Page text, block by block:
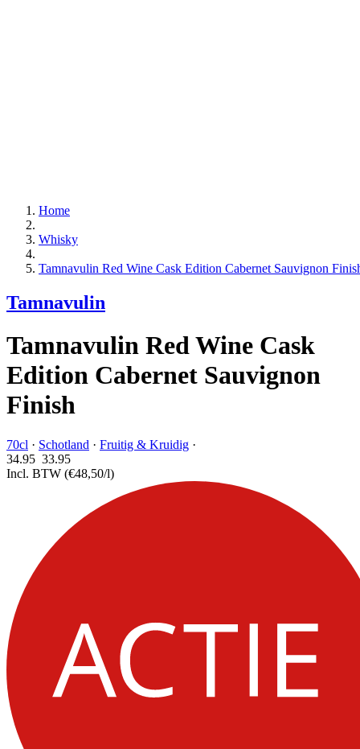
Home
Whisky
Tamnavulin Red Wine Cask Edition Cabernet Sauvignon
Tamnavulin
Tamnavulin Red Wine Cask
Edition Cabernet Sauvignon
Finish
70cl · Schotland · Fruitig & Kruidig ·
34.95 33.95
Incl. BTW (€48,50/l)